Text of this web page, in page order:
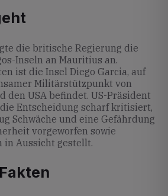
die britische Regierung die
Inseln an Mauritius an.
ist die Insel Diego Garcia, auf
Militärstützpunkt von
den USA befindet. US-Präsident
Entscheidung scharf kritisiert,
Schwäche und eine Gefährdung
vorgeworfen sowie
in Aussicht gestellt.